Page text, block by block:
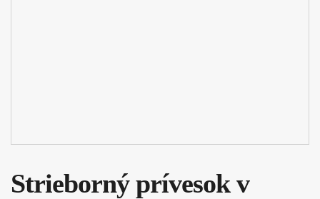
Strieborný prívesok v